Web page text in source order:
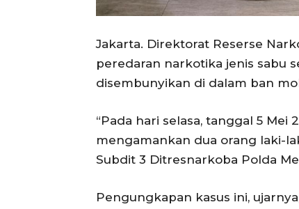
Jakarta. Direktorat Reserse
peredaran narkotika jenis sabu
disembunyikan di dalam ban
“Pada hari selasa, tanggal 5 Mei
mengamankan dua orang laki-
Subdit 3 Ditresnarkoba Polda
Pengungkapan kasus ini,